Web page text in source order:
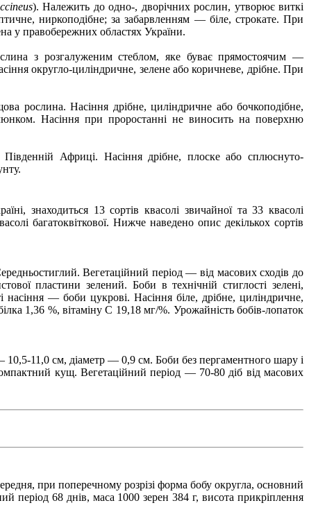
). Належить до одно-, дворічних рослин, утворює виткі
ниркоподібне; за забарвленням — біле, строкате. При
у правобережних областях України.
з розгалуженим стеблом, яке буває прямостоячим —
округло-циліндричне, зелене або коричневе, дрібне. При
рослина. Насіння дрібне, циліндричне або бочкоподібне,
Насіння при проростанні не виносить на поверхню
Африці. Насіння дрібне, плоске або сплюснуто-
знаходиться 13 сортів квасолі звичайної та 33 квасолі
багатоквіткової. Нижче наведено опис декількох сортів
Вегетаційний період — від масових сходів до
пластини зелений. Боби в технічній стиглості зелені,
— боби цукрові. Насіння біле, дрібне, циліндричне,
1,36 %, вітаміну С 19,18 мг/%. Урожайність бобів-лопаток
11,0 см, діаметр — 0,9 см. Боби без пергаментного шару і
кущ. Вегетаційний період — 70-80 діб від масових
при поперечному розрізі форма бобу округла, основний
період 68 днів, маса 1000 зерен 384 г, висота прикріплення